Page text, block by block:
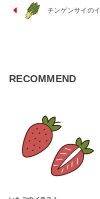
チンゲンサイの
RECOMMEND